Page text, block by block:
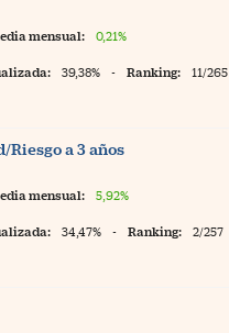
mensual: 0,21%
39,38% - Ranking: 11/265
a 3 años
mensual: 5,92%
34,47% - Ranking: 2/257